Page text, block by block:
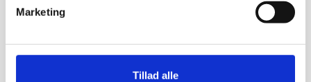
Marketing
Tillad alle